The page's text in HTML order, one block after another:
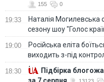
155 0
19:33
Наталія Могилевська
сезону шоу "Голос
19:00
Російська еліта
виходить з-під
18:30
Підбірка